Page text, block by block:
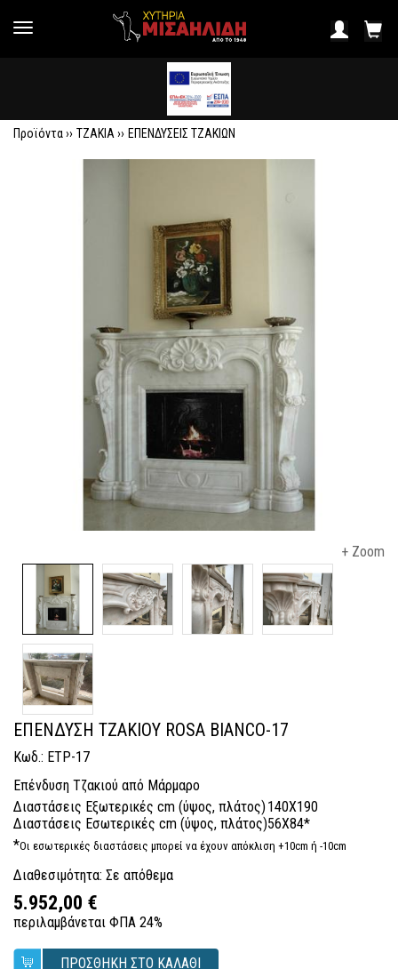
Προϊόντα ›› ΤΖΑΚΙΑ ›› ΕΠΕΝΔΥΣΕΙΣ ΤΖΑΚΙΩΝ
+ Zoom
ΕΠΕΝΔΥΣΗ ΤΖΑΚΙΟΥ ROSA BIANCO-17
Κωδ.: ETP-17
Επένδυση Τζακιού από Μάρμαρο
Διαστάσεις Εξωτερικές cm (ύψος, πλάτος) 140X190
Διαστάσεις Εσωτερικές cm (ύψος, πλάτος)56X84*
*Οι εσωτερικές διαστάσεις μπορεί να έχουν απόκλιση +10cm ή -10cm
Διαθεσιμότητα: Σε απόθεμα
5.952,00 €
περιλαμβάνεται ΦΠΑ 24%
ΠΡΟΣΘΗΚΗ ΣΤΟ ΚΑΛΑΘΙ